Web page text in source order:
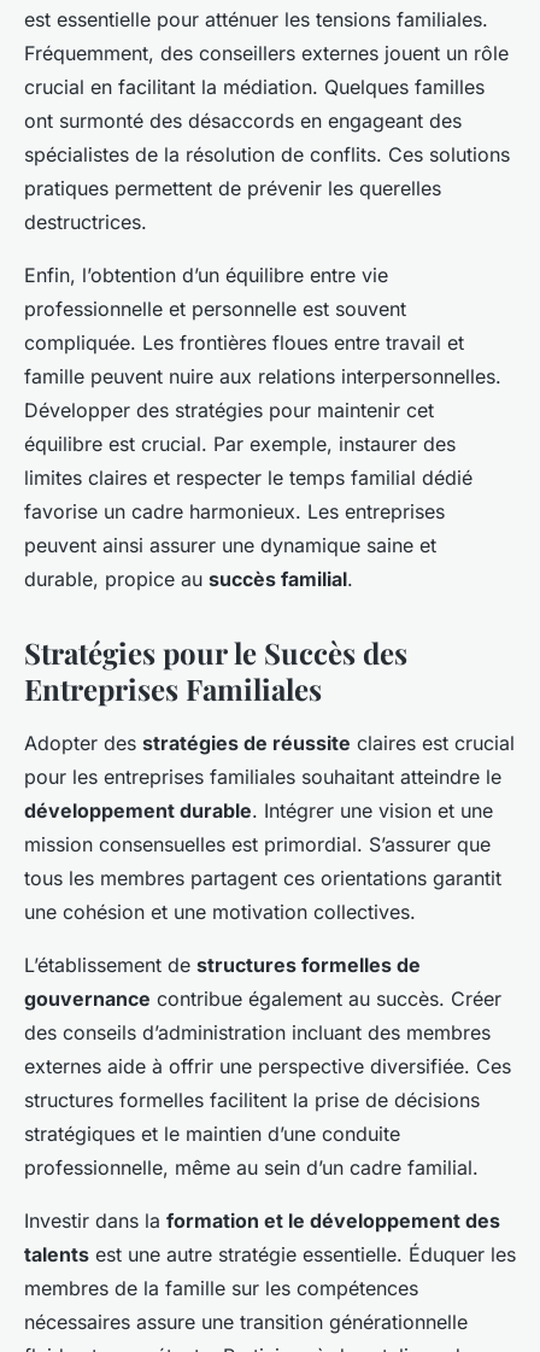
est essentielle pour atténuer les tensions familiales.
Fréquemment, des conseillers externes jouent un rôle
crucial en facilitant la médiation. Quelques familles
ont surmonté des désaccords en engageant des
spécialistes de la résolution de conflits. Ces solutions
pratiques permettent de prévenir les querelles
destructrices.
Enfin, l’obtention d’un équilibre entre vie
professionnelle et personnelle est souvent
compliquée. Les frontières floues entre travail et
famille peuvent nuire aux relations interpersonnelles.
Développer des stratégies pour maintenir cet
équilibre est crucial. Par exemple, instaurer des
limites claires et respecter le temps familial dédié
favorise un cadre harmonieux. Les entreprises
peuvent ainsi assurer une dynamique saine et
durable, propice au succès familial.
Stratégies pour le Succès des
Entreprises Familiales
Adopter des stratégies de réussite claires est crucial
pour les entreprises familiales souhaitant atteindre le
développement durable. Intégrer une vision et une
mission consensuelles est primordial. S’assurer que
tous les membres partagent ces orientations garantit
une cohésion et une motivation collectives.
L’établissement de structures formelles de
gouvernance contribue également au succès. Créer
des conseils d’administration incluant des membres
externes aide à offrir une perspective diversifiée. Ces
structures formelles facilitent la prise de décisions
stratégiques et le maintien d’une conduite
professionnelle, même au sein d’un cadre familial.
Investir dans la formation et le développement des
talents est une autre stratégie essentielle. Éduquer les
membres de la famille sur les compétences
nécessaires assure une transition générationnelle